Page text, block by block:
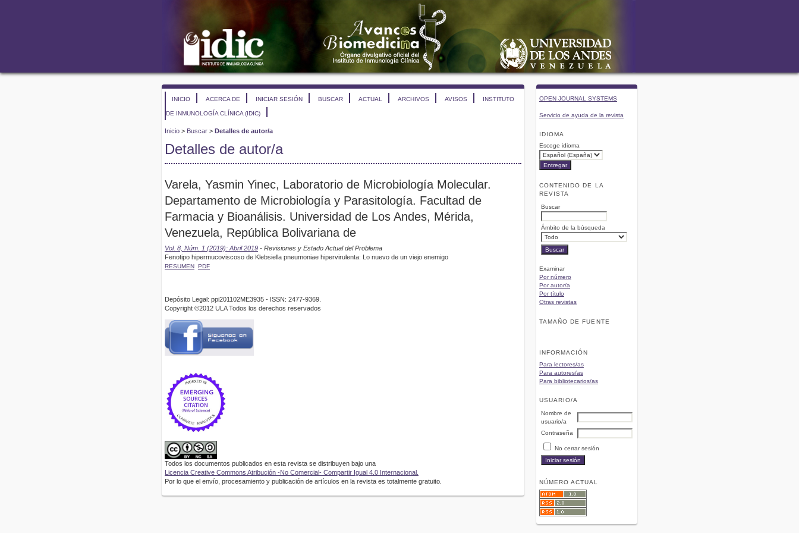
OPEN JOURNAL SYSTEMS
Servicio de ayuda de la revista
IDIOMA
Escoge idioma
CONTENIDO DE LA
REVISTA
Buscar
Ámbito de la búsqueda
Examinar
Por número
Por autor/a
Por título
Otras revistas
TAMAÑO DE FUENTE
INFORMACIÓN
Para lectores/as
Para autores/as
Para bibliotecarios/as
USUARIO/A
Nombre de
usuario/a
Contraseña
No cerrar sesión
NÚMERO ACTUAL
INICIO ACERCA DE INICIAR SESIÓN BUSCAR ACTUAL ARCHIVOS AVISOS INSTITUTO
DE INMUNOLOGÍA CLÍNICA (IDIC)
Inicio > Buscar > Detalles de autor/a
Detalles de autor/a
Varela, Yasmin Yinec, Laboratorio de Microbiología Molecular.
Departamento de Microbiología y Parasitología. Facultad de
Farmacia y Bioanálisis. Universidad de Los Andes, Mérida,
Venezuela, República Bolivariana de
Vol. 8, Núm. 1 (2019): Abril 2019 - Revisiones y Estado Actual del Problema
Fenotipo hipermucoviscoso de Klebsiella pneumoniae hipervirulenta: Lo nuevo de un viejo enemigo
RESUMEN PDF
Depósito Legal: ppi201102ME3935 - ISSN: 2477-9369.
Copyright ©2012 ULA Todos los derechos reservados
Todos los documentos publicados en esta revista se distribuyen bajo una
Licencia Creative Commons Atribución -No Comercial- Compartir Igual 4.0 Internacional.
Por lo que el envío, procesamiento y publicación de artículos en la revista es totalmente gratuito.